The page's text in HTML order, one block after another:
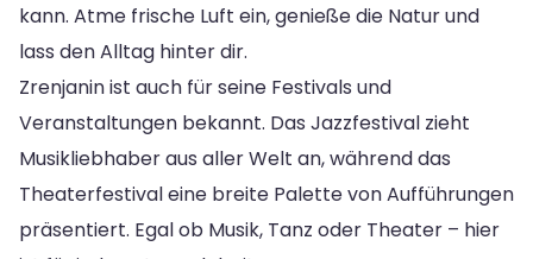
kann. Atme frische Luft ein, genieße die Natur und
lass den Alltag hinter dir.
Zrenjanin ist auch für seine Festivals und
Veranstaltungen bekannt. Das Jazzfestival zieht
Musikliebhaber aus aller Welt an, während das
Theaterfestival eine breite Palette von Aufführungen
präsentiert. Egal ob Musik, Tanz oder Theater – hier